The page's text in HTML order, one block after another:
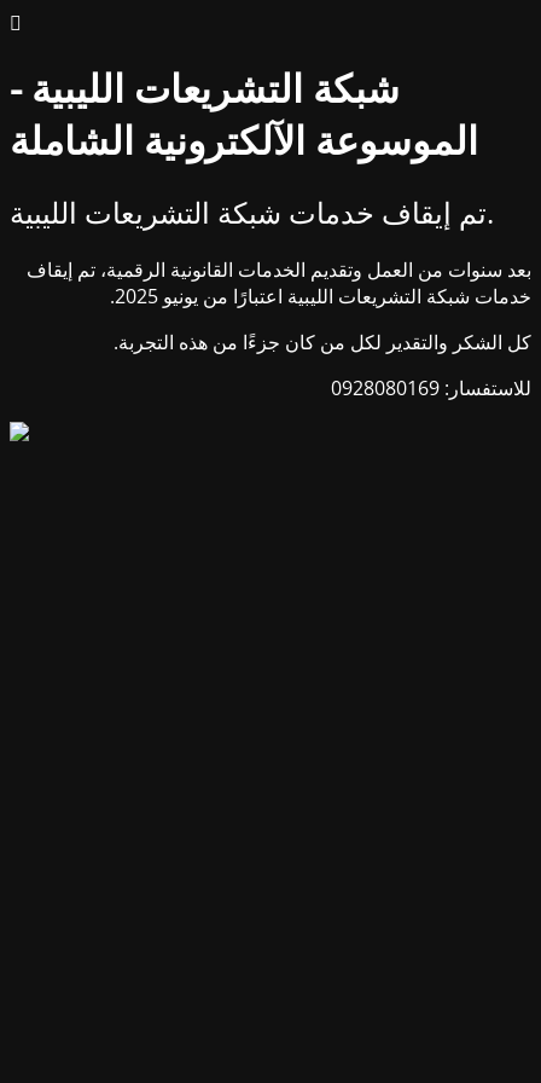
شبكة التشريعات الليبية -
الموسوعة الآلكترونية الشاملة
تم إيقاف خدمات شبكة التشريعات الليبية.
بعد سنوات من العمل وتقديم الخدمات القانونية الرقمية، تم إيقاف
خدمات شبكة التشريعات الليبية اعتبارًا من يونيو 2025.
كل الشكر والتقدير لكل من كان جزءًا من هذه التجربة.
للاستفسار: 0928080169